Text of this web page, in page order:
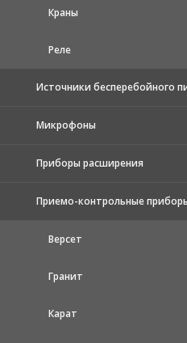
Краны
Реле
Источники бесперебойного
Микрофоны
Приборы расширения
Приемо-контрольные
Версет
Гранит
Карат